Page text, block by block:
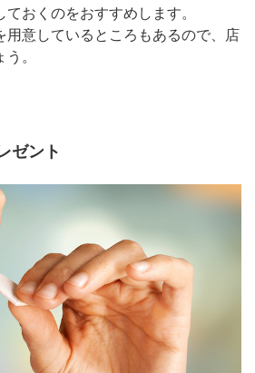
ておくのをおすすめします。
用意しているところもあるので、店
。
ゼント